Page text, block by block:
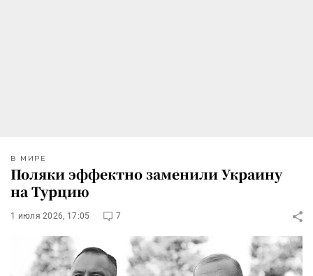
В МИРЕ
Поляки эффектно заменили Украину
на Турцию
1 июля 2026, 17:05 7